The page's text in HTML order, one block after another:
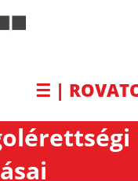
☰ |